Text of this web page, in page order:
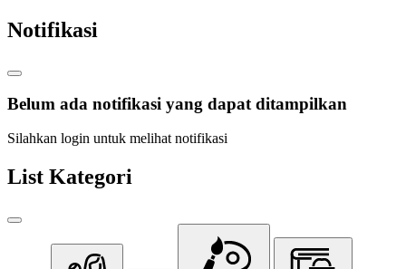
Notifikasi
Belum ada notifikasi yang dapat ditampilkan
Silahkan login untuk melihat notifikasi
List Kategori